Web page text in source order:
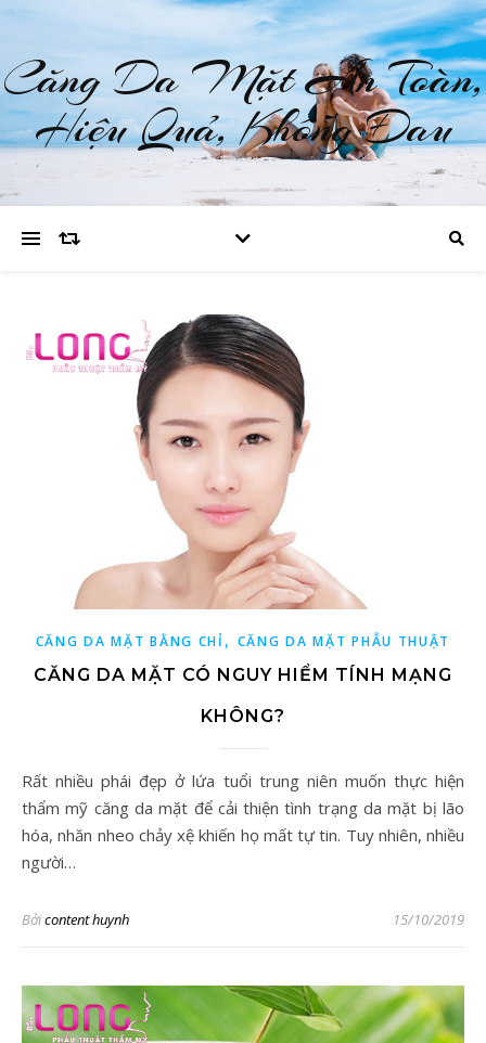
Căng Da Mặt An Toàn,
Hiệu Quả, Không Đau
CĂNG DA MẶT BẰNG CHỈ, CĂNG DA MẶT PHẪU THUẬT
CĂNG DA MẶT CÓ NGUY HIỂM TÍNH MẠNG
KHÔNG?
Rất nhiều phái đẹp ở lứa tuổi trung niên muốn thực hiện
thẩm mỹ căng da mặt để cải thiện tình trạng da mặt bị lão
hóa, nhăn nheo chảy xệ khiến họ mất tự tin. Tuy nhiên, nhiều
người…
Bởicontent huynh 15/10/2019